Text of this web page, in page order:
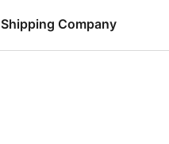
Shipping Company